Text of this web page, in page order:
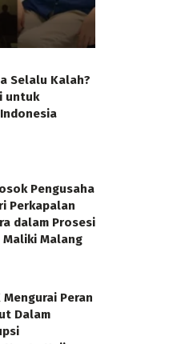
Selalu Kalah?
untuk
Pengusaha
Perkapalan
dalam Prosesi
Maliki Malang
Mengurai Peran
Dalam